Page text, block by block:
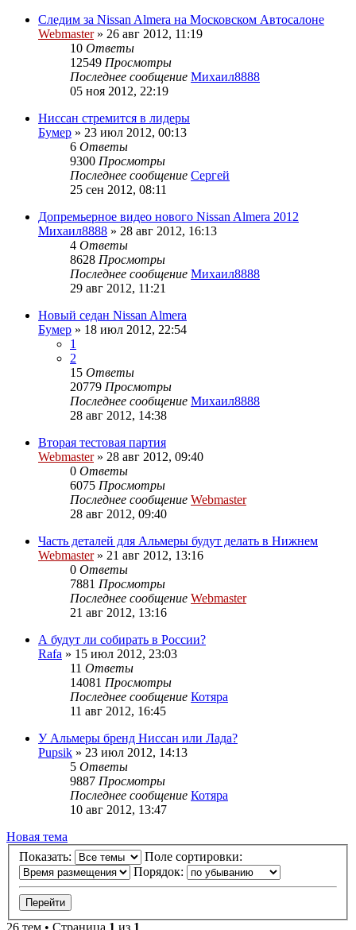
Следим за Nissan Almera на Московском Автосалоне
Webmaster» 26 авг 2012, 11:19
10 Ответы
12549 Просмотры
Последнее сообщение Михаил8888
05 ноя 2012, 22:19
Ниссан стремится в лидеры
Бумер » 23 июл 2012, 00:13
6 Ответы
9300 Просмотры
Последнее сообщение Сергей
25 сен 2012, 08:11
Допремьерное видео нового Nissan Almera 2012
Михаил8888 » 28 авг 2012, 16:13
4 Ответы
8628 Просмотры
Последнее сообщение Михаил8888
29 авг 2012, 11:21
Новый седан Nissan Almera
Бумер » 18 июл 2012, 22:54
1
2
15 Ответы
20779 Просмотры
Последнее сообщение Михаил8888
28 авг 2012, 14:38
Вторая тестовая партия
Webmaster» 28 авг 2012, 09:40
0 Ответы
6075 Просмотры
Последнее сообщение Webmaster
28 авг 2012, 09:40
Часть деталей для Альмеры будут делать в Нижнем
Webmaster» 21 авг 2012, 13:16
0 Ответы
7881 Просмотры
Последнее сообщение Webmaster
21 авг 2012, 13:16
А будут ли собирать в России?
Rafa » 15 июл 2012, 23:03
11 Ответы
14081 Просмотры
Последнее сообщение Котяра
11 авг 2012, 16:45
У Альмеры бренд Ниссан или Лада?
Pupsik » 23 июл 2012, 14:13
5 Ответы
9887 Просмотры
Последнее сообщение Котяра
10 авг 2012, 13:47
Новая тема
Показать:
Поле сортировки:
Порядок: